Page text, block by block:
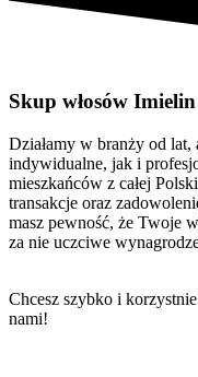
Skup włosów Imielin
Działamy w branży od lat,
indywidualne, jak i
mieszkańców z całej
transakcje oraz
masz pewność, że Twoje
za nie uczciwe
Chcesz szybko i
nami!